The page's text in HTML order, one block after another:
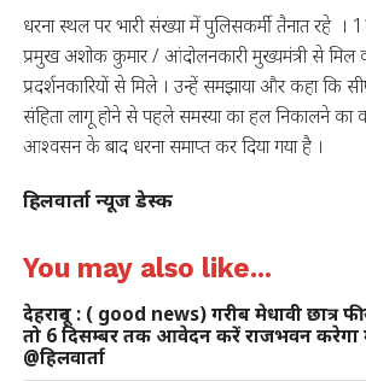
धरना स्थल पर भारी संख्या में पुलिसकर्मी तैनात रहे
प्रमुख अशोक कुमार / आंदोलनकारी मुख्यमंत्री से
प्रदर्शनकारियों से मिले । उन्हें समझाया और कहा कि
संहिता लागू होने से पहले समस्या का हल निकालने का
आश्वसन के बाद धरना समाप्त कर दिया गया है ।
हिलवार्ता न्यूज डेस्क
You may also like...
देहरादून : ( good news) गरीब मेधावी छात्र
तो 6 दिसम्बर तक आवेदन करें राजभवन करेगा
@हिलवार्ता